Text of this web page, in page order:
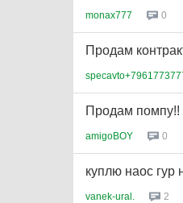
monax777 0
Продам
Продам помпу!!
amigoBOY 0
куплю наос гур
vanek-ural. 2